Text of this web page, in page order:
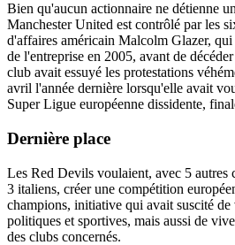
Bien qu'aucun actionnaire ne détienne
Manchester United est contrôlé par les
d'affaires américain Malcolm Glazer,
de l'entreprise en 2005, avant de
club avait essuyé les protestations
avril l'année dernière lorsqu'elle avait
Super Ligue européenne dissidente,
Dernière place
Les Red Devils voulaient, avec 5 autres
3 italiens, créer une compétition
champions, initiative qui avait suscité de
politiques et sportives, mais aussi de
des clubs concernés.